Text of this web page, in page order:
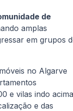
de
amplas
em grupos
no Algarve
e vilas indo acima
e das